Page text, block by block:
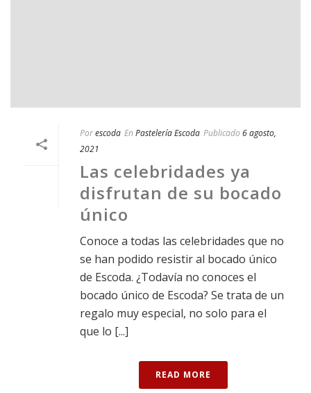
Porescoda En Pastelería Escoda Publicado 6 agosto,
2021
Las celebridades ya
disfrutan de su bocado
único
Conoce a todas las celebridades que no
se han podido resistir al bocado único
de Escoda. ¿Todavía no conoces el
bocado único de Escoda? Se trata de un
regalo muy especial, no solo para el
que lo [...]
READ MORE